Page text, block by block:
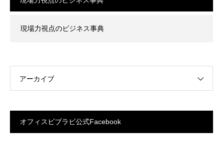
現場力視点のビジネス事典
アーカイブ
オフィスビブラビ公式Facebook